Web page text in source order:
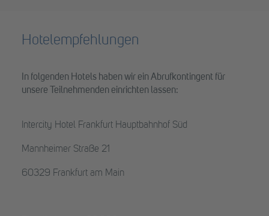
Hotelempfehlungen
In folgenden Hotels haben wir ein Abrufkontingent für
unsere Teilnehmenden einrichten lassen:
Intercity Hotel Frankfurt Hauptbahnhof Süd
Mannheimer Straße 21
60329 Frankfurt am Main